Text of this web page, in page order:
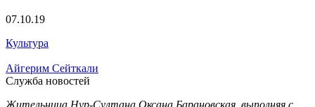
07.10.19
Культура
Айгерим Сейткали
Служба новостей